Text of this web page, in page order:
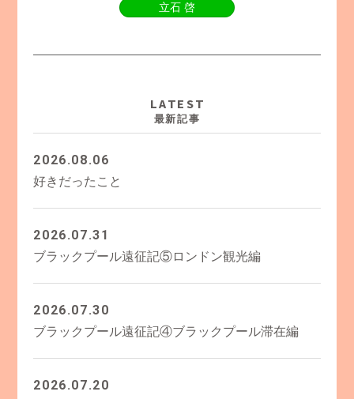
立石 啓
LATEST
最新記事
2026.08.06
好きだったこと
2026.07.31
ブラックプール遠征記⑤ロンドン観光編
2026.07.30
ブラックプール遠征記④ブラックプール滞在編
2026.07.20